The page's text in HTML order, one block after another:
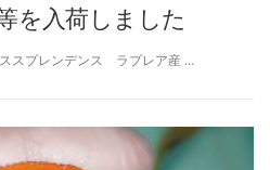
を入荷しました
スプレンデンス ラプレア産 …